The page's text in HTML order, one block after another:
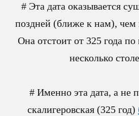
# Эта дата оказывается
поздней (ближе к нам), чем
Она отстоит от 325 года
несколько
# Именно эта дата, а не
скалигеровская (325 год)